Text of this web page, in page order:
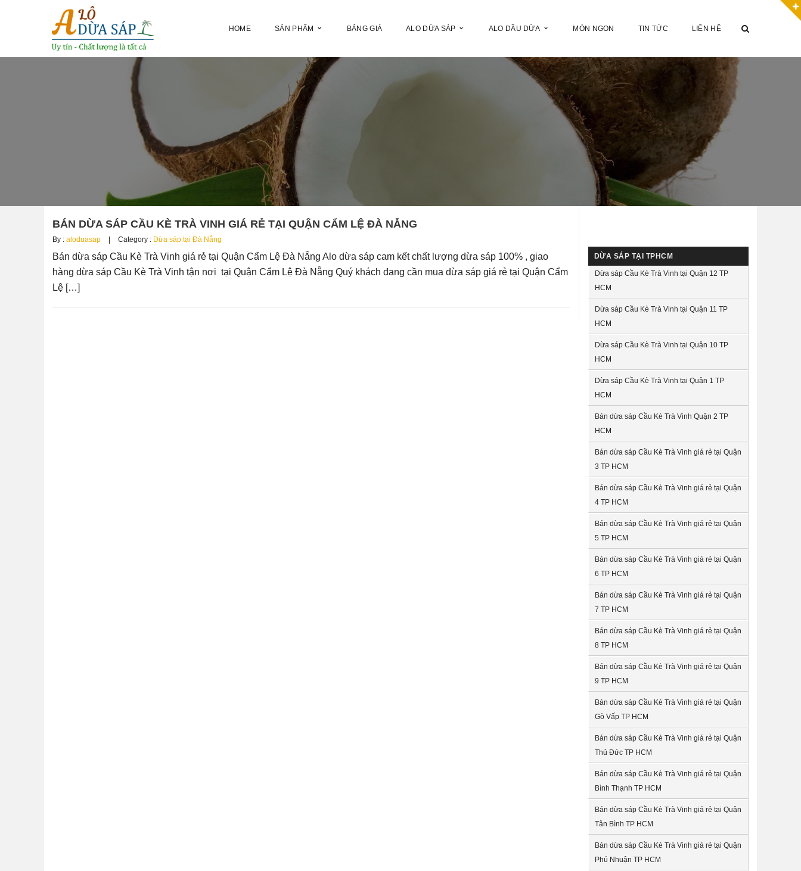
HOME SẢN PHẨM BẢNG GIÁ ALO DỪA SÁP ALO DẦU DỪA MÓN NGON TIN TỨC LIÊN HỆ
BÁN DỪA SÁP CẦU KÈ TRÀ VINH GIÁ RẺ TẠI QUẬN CẨM LỆ ĐÀ NẴNG
By : aloduasap Category : Dừa sáp tại Đà Nẵng
Bán dừa sáp Cầu Kè Trà Vinh giá rẻ tại Quận Cẩm Lệ Đà Nẵng Alo dừa sáp cam kết chất lượng dừa sáp 100% , giao
hàng dừa sáp Cầu Kè Trà Vinh tận nơi tại Quận Cẩm Lệ Đà Nẵng Quý khách đang cần mua dừa sáp giá rẻ tại Quận Cẩm
Lệ […]
DỪA SÁP TẠI TPHCM
Dừa sáp Cầu Kè Trà Vinh tại Quận 12 TP
HCM
Dừa sáp Cầu Kè Trà Vinh tại Quận 11 TP
HCM
Dừa sáp Cầu Kè Trà Vinh tại Quận 10 TP
HCM
Dừa sáp Cầu Kè Trà Vinh tại Quận 1 TP
HCM
Bán dừa sáp Cầu Kè Trà Vinh Quận 2 TP
HCM
Bán dừa sáp Cầu Kè Trà Vinh giá rẻ tại Quận
3 TP HCM
Bán dừa sáp Cầu Kè Trà Vinh giá rẻ tại Quận
4 TP HCM
Bán dừa sáp Cầu Kè Trà Vinh giá rẻ tại Quận
5 TP HCM
Bán dừa sáp Cầu Kè Trà Vinh giá rẻ tại Quận
6 TP HCM
Bán dừa sáp Cầu Kè Trà Vinh giá rẻ tại Quận
7 TP HCM
Bán dừa sáp Cầu Kè Trà Vinh giá rẻ tại Quận
8 TP HCM
Bán dừa sáp Cầu Kè Trà Vinh giá rẻ tại Quận
9 TP HCM
Bán dừa sáp Cầu Kè Trà Vinh giá rẻ tại Quận
Gò Vấp TP HCM
Bán dừa sáp Cầu Kè Trà Vinh giá rẻ tại Quận
Thủ Đức TP HCM
Bán dừa sáp Cầu Kè Trà Vinh giá rẻ tại Quận
Bình Thạnh TP HCM
Bán dừa sáp Cầu Kè Trà Vinh giá rẻ tại Quận
Tân Bình TP HCM
Bán dừa sáp Cầu Kè Trà Vinh giá rẻ tại Quận
Phú Nhuận TP HCM